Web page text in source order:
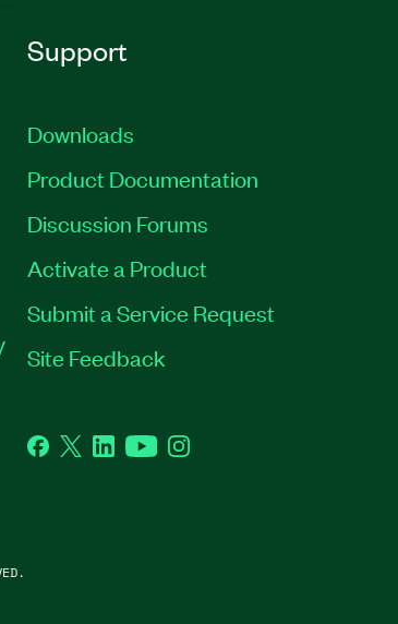
Support
Downloads
Product Documentation
Discussion Forums
Activate a Product
Submit a Service Request
Site Feedback
Facebook
TwitterLinkedInYouTubeInstagram